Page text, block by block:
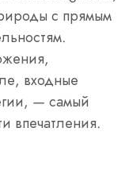
с прямым
входные
— самый
впечатления.